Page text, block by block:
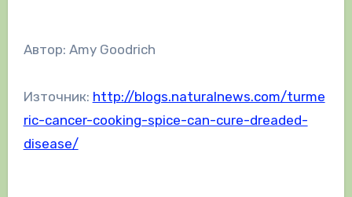
Автор: Amy Goodrich
Източник: http://blogs.naturalnews.com/turme
ric-cancer-cooking-spice-can-cure-dreaded-
disease/